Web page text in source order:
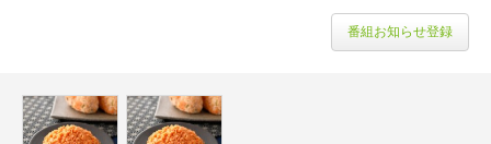
番組お知らせ登録